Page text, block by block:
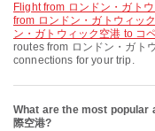
flight from ロンドン・ガト
from ロンドン・ガトウィッ
ン・ガトウィック空港 to コ
routes from ロンドン・ガト
connections for your trip.
What are the most popular
際空港?